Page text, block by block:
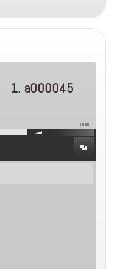
1. a000045
00:00